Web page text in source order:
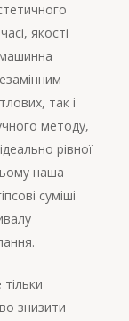
якості
так і
методу,
рівної
наша
суміші
знизити